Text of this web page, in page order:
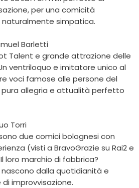
per una comicità
simpatica.
Barletti
Talent e grande attrazione delle
ventriloquo e imitatore unico al
voci famose alle persone del
pura allegria e attualità perfetto
Torri
due comici bolognesi con
(visti a BravoGrazie su Rai2 e
loro marchio di fabbrica?
nascono dalla quotidianità e
improvvisazione.